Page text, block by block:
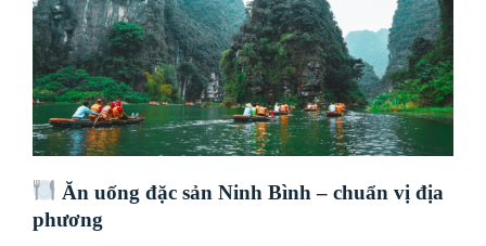
Ăn uống đặc sản Ninh Bình – chuẩn vị địa
phương